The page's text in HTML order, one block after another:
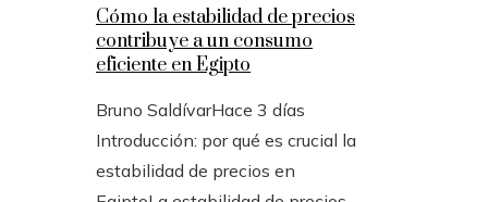
Cómo la estabilidad de precios
contribuye a un consumo
eficiente en Egipto
Bruno SaldívarHace 3 días
Introducción: por qué es crucial la
estabilidad de precios en